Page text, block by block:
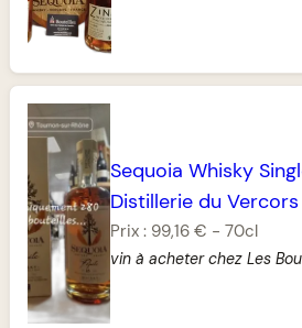
Sequoia Whisky
Distillerie du Vercors
Prix : 99,16 € - 70cl
vin à acheter chez Les